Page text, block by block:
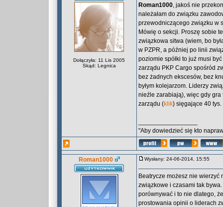
Dołączyła: 11 Lis 2005
Skąd: Legnica
Roman1000, jakoś nie
należałam do związku
przewodniczącego związku w
Mówię o sekcji. Proszę sobie
związkowa sitwa (wiem, bo
w PZPR, a później po linii
poziomie spółki to już musi
zarządu PKP Cargo spośród
bez żadnych ekscesów, bez
byłym kolejarzom. Liderzy
nieźle zarabiają), więc gdy gra
zarządu (klik) sięgające 40
"Aby dowiedzieć się kto
Roman1000 Wysłany: 24-06-2014, 15:55
Beatrycze możesz nie wierzyć
związkowe i czasami tak
porównywać i to nie dlatego,
prostowania opinii o liderach